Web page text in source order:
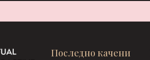
Последно качени